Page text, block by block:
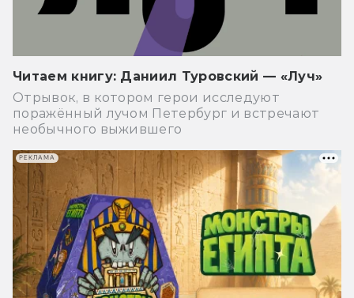
Читаем книгу: Даниил Туровский — «Луч»
Отрывок, в котором герои исследуют
поражённый лучом Петербург и встречают
необычного выжившего
РЕКЛАМА